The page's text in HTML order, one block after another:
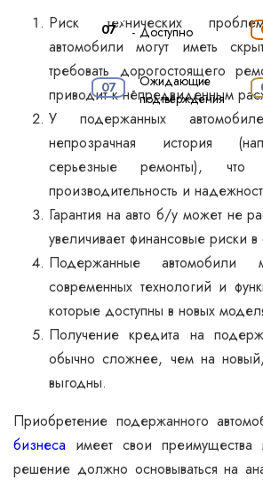
Риск технических
автомобили могут иметь
требовать дорогостоящего
приводит к непредвиденным
У подержанных
непрозрачная история
серьезные ремонты),
производительность и
Гарантия на авто б/у может не
увеличивает финансовые риски
Подержанные автомобили
современных технологий и
которые доступны в новых
Получение кредита на
обычно сложнее, чем на
выгодны.
Приобретение подержанного
бизнеса имеет свои преимущества
решение должно основываться на
07 - Доступно
07 - Ожидающие
подтверждения